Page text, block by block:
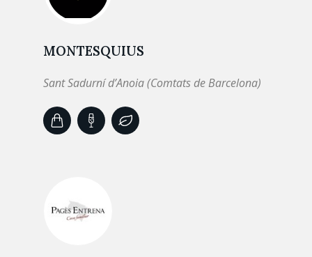
MONTESQUIUS
Sant Sadurní d’Anoia (Comtats de Barcelona)